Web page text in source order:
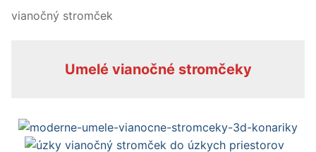
vianočný stromček
Umelé vianočné stromčeky